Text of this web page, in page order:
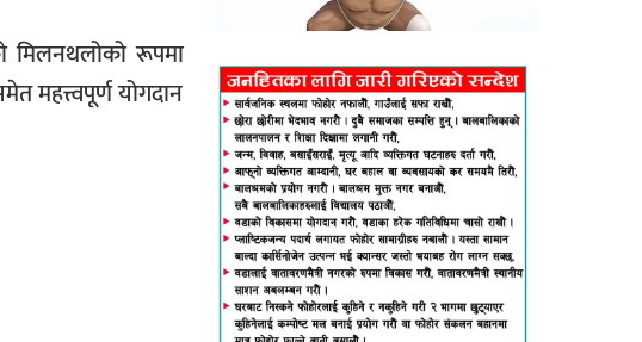
मिलनथलोको रूपमा
महत्त्वपूर्ण योगदान